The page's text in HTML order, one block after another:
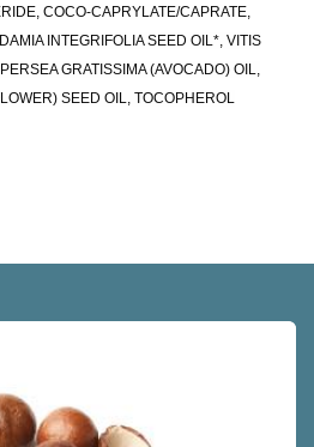
COCO-CAPRYLATE/CAPRATE,
INTEGRIFOLIA SEED OIL*, VITIS
GRATISSIMA (AVOCADO) OIL,
SEED OIL, TOCOPHEROL